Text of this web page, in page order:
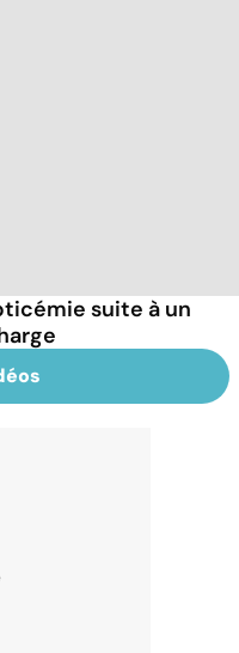
suite à un